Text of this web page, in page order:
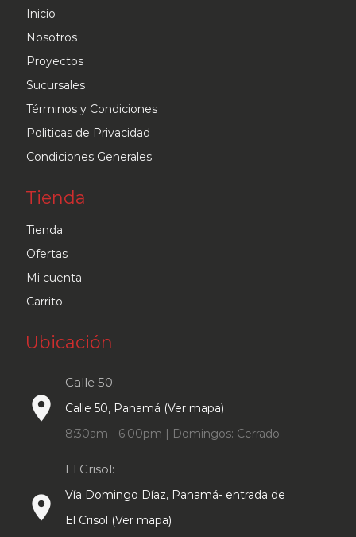
página
de
producto
Inicio
Nosotros
Proyectos
Sucursales
Términos y Condiciones
Politicas de Privacidad
Condiciones Generales
Tienda
Tienda
Ofertas
Mi cuenta
Carrito
Ubicación
place
Calle 50:
Calle 50, Panamá (Ver mapa)
8:30am - 6:00pm | Domingos: Cerrado
place
El Crisol:
Vía Domingo Díaz, Panamá- entrada de
El Crisol (Ver mapa)